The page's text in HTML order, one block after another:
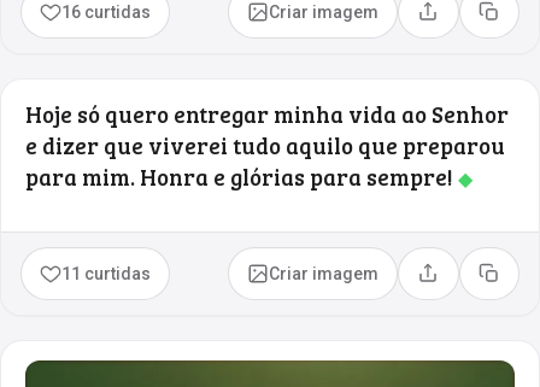
16 curtidas Criar imagem Compartilhar
Copiar
Hoje só quero entregar minha vida ao Senhor
e dizer que viverei tudo aquilo que preparou
para mim. Honra e glórias para sempre! ◆
11 curtidas Criar imagem Compartilhar
Copiar